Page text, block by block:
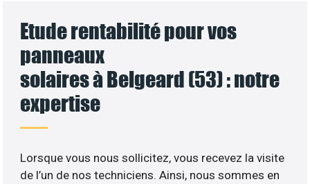
Etude rentabilité pour vos
panneaux
solaires à Belgeard (53) : notre
expertise
Lorsque vous nous sollicitez, vous recevez la visite
de l’un de nos techniciens. Ainsi, nous sommes en